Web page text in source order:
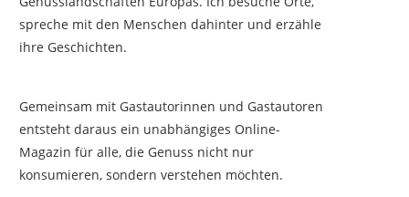
spreche mit den Menschen dahinter und erzähle
ihre Geschichten.
Gemeinsam mit Gastautorinnen und Gastautoren
entsteht daraus ein unabhängiges Online-
Magazin für alle, die Genuss nicht nur
konsumieren, sondern verstehen möchten.